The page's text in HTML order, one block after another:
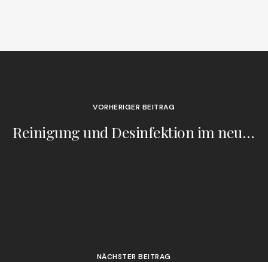
VORHERIGER BEITRAG
Reinigung und Desinfektion im neuen Anhang 1: Interview mit Tim Sandle
NÄCHSTER BEITRAG